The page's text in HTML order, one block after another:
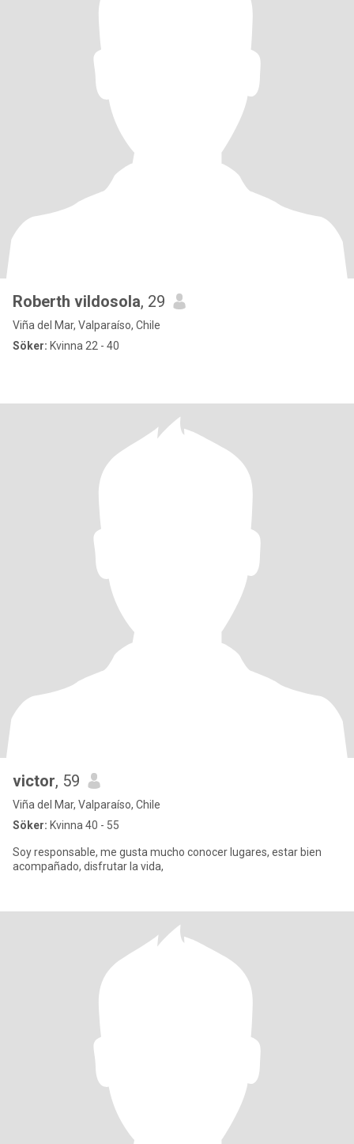
Roberth vildosola, 29
Viña del Mar, Valparaíso, Chile
Söker: Kvinna 22 - 40
victor, 59
Viña del Mar, Valparaíso, Chile
Söker: Kvinna 40 - 55
Soy responsable, me gusta mucho conocer lugares, estar bien
acompañado, disfrutar la vida,